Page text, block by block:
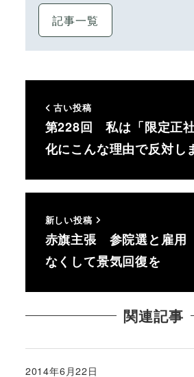
記事一覧
古い投稿
第228回 私は「限定正
化にこんな理由で反対し
新しい投稿
赤旗主張 参院選と雇
なくして景気回復を
関連記事
2014年6月22日